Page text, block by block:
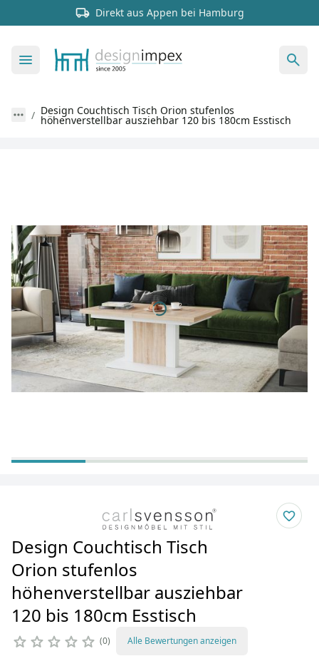
Direkt aus Appen bei Hamburg
Design Couchtisch Tisch Orion stufenlos
höhenverstellbar ausziehbar 120 bis 180cm Esstisch
Design Couchtisch Tisch
Orion stufenlos
höhenverstellbar ausziehbar
120 bis 180cm Esstisch
0 Alle Bewertungen anzeigen